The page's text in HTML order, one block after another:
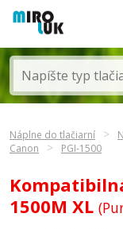
Náplne do tlačiarní
Canon
PGI-1500
1500M XL